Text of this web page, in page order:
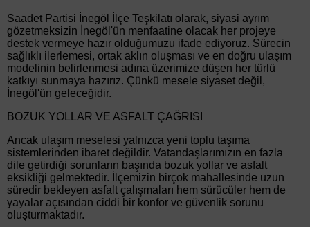
Saadet Partisi İnegöl İlçe Teşkilatı olarak, siyasi ayrım
gözetmeksizin İnegöl'ün menfaatine olacak her projeye
destek vermeye hazır olduğumuzu ifade ediyoruz. Sürecin
sağlıklı ilerlemesi, ortak aklın oluşması ve en doğru ulaşım
modelinin belirlenmesi adına üzerimize düşen her türlü
katkıyı sunmaya hazırız. Çünkü mesele siyaset değil,
İnegöl'ün geleceğidir.
BOZUK YOLLAR VE ASFALT ÇAĞRISI
Ancak ulaşım meselesi yalnızca yeni toplu taşıma
sistemlerinden ibaret değildir. Vatandaşlarımızın en fazla
dile getirdiği sorunların başında bozuk yollar ve asfalt
eksikliği gelmektedir. İlçemizin birçok mahallesinde uzun
süredir bekleyen asfalt çalışmaları hem sürücüler hem de
yayalar açısından ciddi bir konfor ve güvenlik sorunu
oluşturmaktadır.